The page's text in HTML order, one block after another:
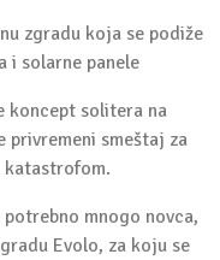
zgradu koja se podiže
i solarne panele
koncept solitera na
privremeni smeštaj za
mnogo novca,
Evolo, za koju se